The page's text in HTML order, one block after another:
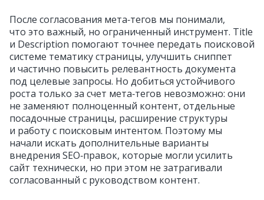
После согласования мета‑тегов мы понимали,
что это важный, но ограниченный инструмент. Title
и Description помогают точнее передать поисковой
системе тематику страницы, улучшить сниппет
и частично повысить релевантность документа
под целевые запросы. Но добиться устойчивого
роста только за счет мета‑тегов невозможно: они
не заменяют полноценный контент, отдельные
посадочные страницы, расширение структуры
и работу с поисковым интентом. Поэтому мы
начали искать дополнительные варианты
внедрения SEO‑правок, которые могли усилить
сайт технически, но при этом не затрагивали
согласованный с руководством контент.